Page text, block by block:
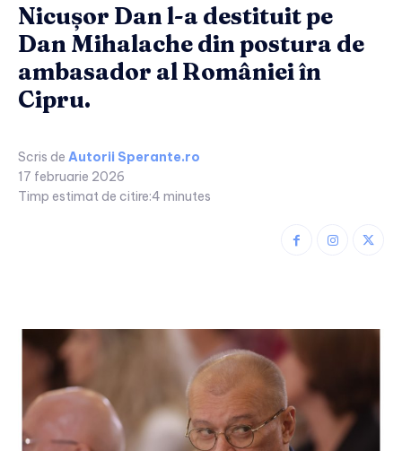
Nicușor Dan l-a destituit pe
Dan Mihalache din postura de
ambasador al României în
Cipru.
Scris de Autorii Sperante.ro
17 februarie 2026
Timp estimat de citire:4 minutes